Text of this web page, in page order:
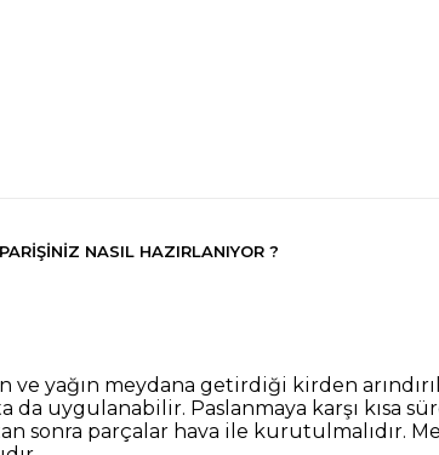
NASIL HAZIRLANIYOR ?
yağın meydana getirdiği kirden
uygulanabilir. Paslanmaya karşı kısa
sonra parçalar hava ile kurutulmalıdır.